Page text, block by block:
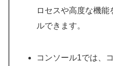
ロセスや高度な機
ルできます。
コンソール1では、